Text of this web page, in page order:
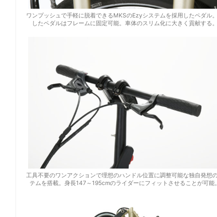
ワンプッシュで手軽に脱着できるMKSのEzyシステムを採用したペダル
したペダルはフレームに固定可能。車体のスリム化に大きく貢献する。
工具不要のワンアクションで理想のハンドル位置に調整可能な独自発想
テムを搭載。身長147～195cmのライダーにフィットさせることが可能。